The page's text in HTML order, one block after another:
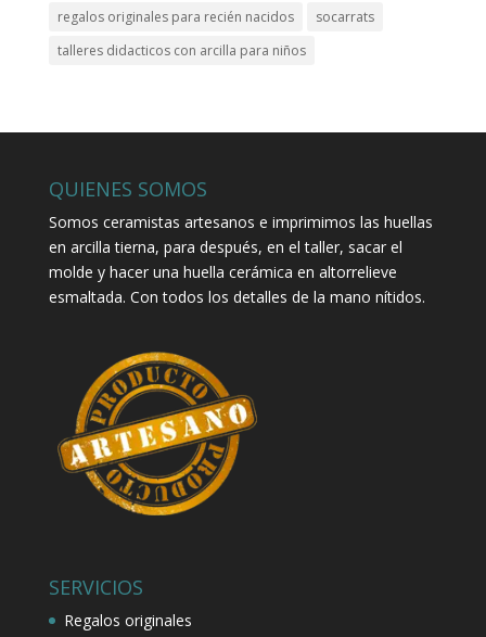
regalos originales para recién nacidos
socarrats
talleres didacticos con arcilla para niños
QUIENES SOMOS
Somos ceramistas artesanos e imprimimos las huellas
en arcilla tierna, para después, en el taller, sacar el
molde y hacer una huella cerámica en altorrelieve
esmaltada. Con todos los detalles de la mano nítidos.
SERVICIOS
Regalos originales